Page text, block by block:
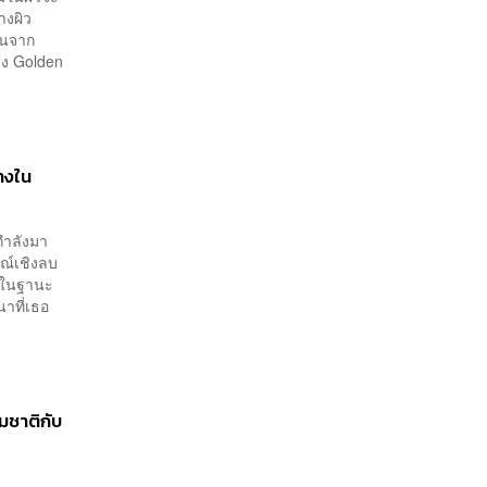
ผิว
จาก
Golden
ใน
ลังมา
เชิงลบ
นฐานะ
ที่เธอ
ชาติกับ